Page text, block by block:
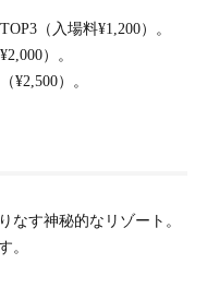
（入場料¥1,200）。
）。
¥2,500）。
なす神秘的なリゾート。
。